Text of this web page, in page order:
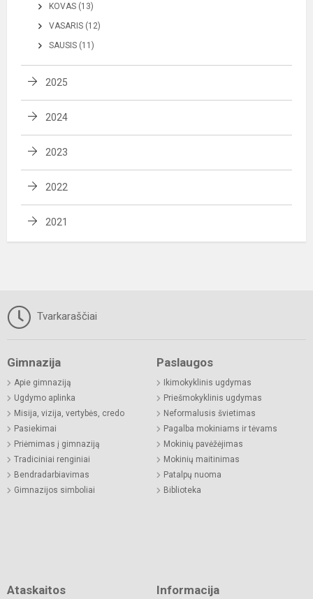
KOVAS (13)
VASARIS (12)
SAUSIS (11)
2025
2024
2023
2022
2021
Tvarkaraščiai
Gimnazija
Apie gimnaziją
Ugdymo aplinka
Misija, vizija, vertybės, credo
Pasiekimai
Priėmimas į gimnaziją
Tradiciniai renginiai
Bendradarbiavimas
Gimnazijos simboliai
Paslaugos
Ikimokyklinis ugdymas
Priešmokyklinis ugdymas
Neformalusis švietimas
Pagalba mokiniams ir tėvams
Mokinių pavėžėjimas
Mokinių maitinimas
Patalpų nuoma
Biblioteka
Ataskaitos Informacija